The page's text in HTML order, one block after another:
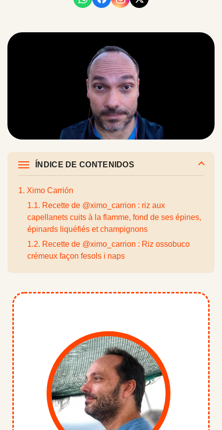
ÍNDICE DE CONTENIDOS
1. Ximo Carrión
1.1. Recette de @ximo_carrion : riz aux
capellanets cuits à la flamme, fond de ses épines,
épinards liquéfiés et champignons
1.2. Recette de @ximo_carrion : Riz ossobuco
crémeux façon fesols i naps